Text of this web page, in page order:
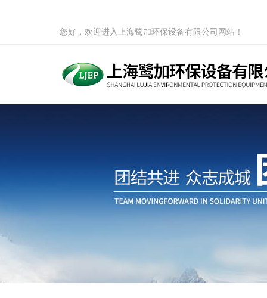
您好，欢迎进入上海鹭加环保设备有限公司网站！